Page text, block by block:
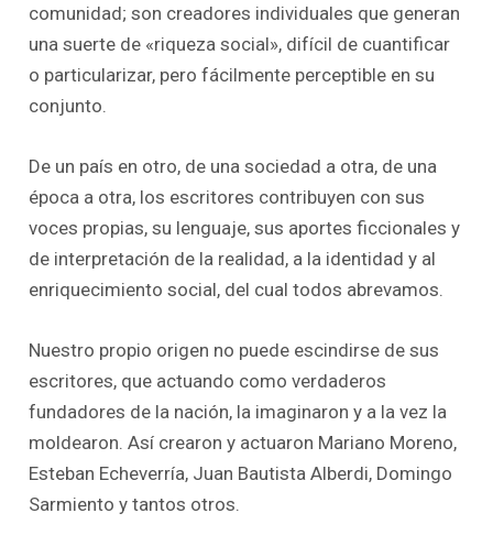
comunidad; son creadores individuales que generan
una suerte de «riqueza social», difícil de cuantificar
o particularizar, pero fácilmente perceptible en su
conjunto.
De un país en otro, de una sociedad a otra, de una
época a otra, los escritores contribuyen con sus
voces propias, su lenguaje, sus aportes ficcionales y
de interpretación de la realidad, a la identidad y al
enriquecimiento social, del cual todos abrevamos.
Nuestro propio origen no puede escindirse de sus
escritores, que actuando como verdaderos
fundadores de la nación, la imaginaron y a la vez la
moldearon. Así crearon y actuaron Mariano Moreno,
Esteban Echeverría, Juan Bautista Alberdi, Domingo
Sarmiento y tantos otros.